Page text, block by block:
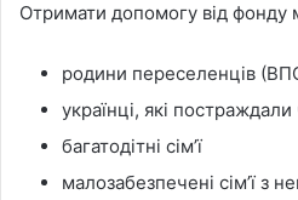
Отримати допомогу від фонду
родини переселенців
українці, які
багатодітні сімʼї
малозабезпечені сімʼї з